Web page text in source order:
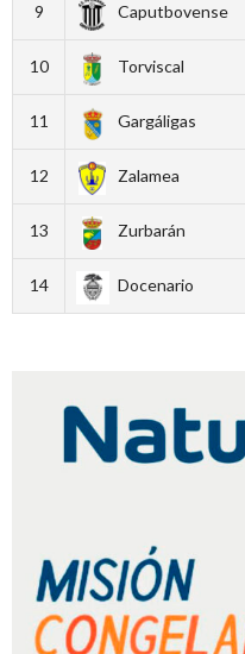
9 Caputbovense
10 Torviscal
11 Gargáligas
12 Zalamea
13 Zurbarán
14 Docenario